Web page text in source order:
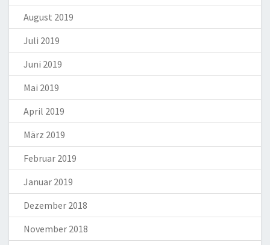
August 2019
Juli 2019
Juni 2019
Mai 2019
April 2019
März 2019
Februar 2019
Januar 2019
Dezember 2018
November 2018